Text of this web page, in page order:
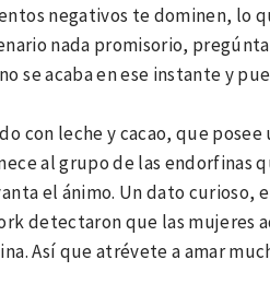
negativos te dominen, lo
nada promisorio,
se acaba en ese instante y
con leche y cacao, que
al grupo de las endorfinas
el ánimo. Un dato curioso,
detectaron que las mujeres
Así que atrévete a amar